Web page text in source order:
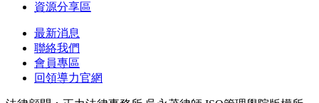
資源分享區
最新消息
聯絡我們
會員專區
回領導力官網